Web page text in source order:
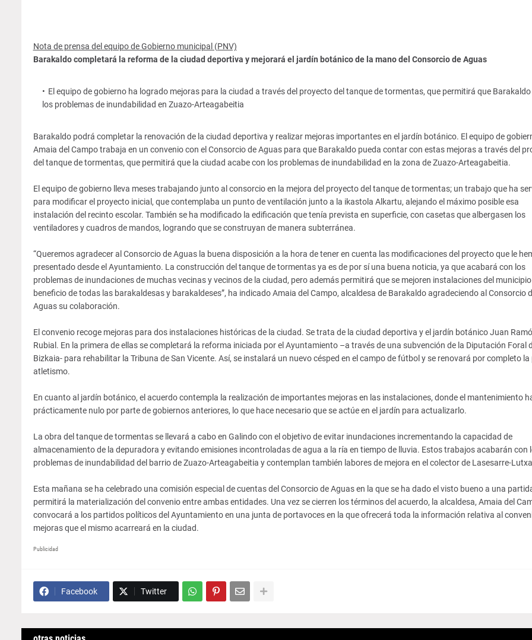
Nota de prensa del equipo de Gobierno municipal (PNV)
Barakaldo completará la reforma de la ciudad deportiva y mejorará el jardín botánico de la mano del Consorcio de Aguas
El equipo de gobierno ha logrado mejoras para la ciudad a través del proyecto del tanque de tormentas, que permitirá que Barakaldo
los problemas de inundabilidad en Zuazo-Arteagabeitia
Barakaldo podrá completar la renovación de la ciudad deportiva y realizar mejoras importantes en el jardín botánico. El equipo de
Amaia del Campo trabaja en un convenio con el Consorcio de Aguas para que Barakaldo pueda contar con estas mejoras a través del
del tanque de tormentas, que permitirá que la ciudad acabe con los problemas de inundabilidad en la zona de Zuazo-Arteagabeitia.
El equipo de gobierno lleva meses trabajando junto al consorcio en la mejora del proyecto del tanque de tormentas; un trabajo que ha
para modificar el proyecto inicial, que contemplaba un punto de ventilación junto a la ikastola Alkartu, alejando el máximo posible esa
instalación del recinto escolar. También se ha modificado la edificación que tenía prevista en superficie, con casetas que albergasen los
ventiladores y cuadros de mandos, logrando que se construyan de manera subterránea.
“Queremos agradecer al Consorcio de Aguas la buena disposición a la hora de tener en cuenta las modificaciones del proyecto que le
presentado desde el Ayuntamiento. La construcción del tanque de tormentas ya es de por sí una buena noticia, ya que acabará con los
problemas de inundaciones de muchas vecinas y vecinos de la ciudad, pero además permitirá que se mejoren instalaciones del municipio
beneficio de todas las barakaldesas y barakaldeses”, ha indicado Amaia del Campo, alcaldesa de Barakaldo agradeciendo al Consorcio
Aguas su colaboración.
El convenio recoge mejoras para dos instalaciones históricas de la ciudad. Se trata de la ciudad deportiva y el jardín botánico Juan
Rubial. En la primera de ellas se completará la reforma iniciada por el Ayuntamiento –a través de una subvención de la Diputación Foral
Bizkaia- para rehabilitar la Tribuna de San Vicente. Así, se instalará un nuevo césped en el campo de fútbol y se renovará por completo la
atletismo.
En cuanto al jardín botánico, el acuerdo contempla la realización de importantes mejoras en las instalaciones, donde el mantenimiento
prácticamente nulo por parte de gobiernos anteriores, lo que hace necesario que se actúe en el jardín para actualizarlo.
La obra del tanque de tormentas se llevará a cabo en Galindo con el objetivo de evitar inundaciones incrementando la capacidad de
almacenamiento de la depuradora y evitando emisiones incontroladas de agua a la ría en tiempo de lluvia. Estos trabajos acabarán con
problemas de inundabilidad del barrio de Zuazo-Arteagabeitia y contemplan también labores de mejora en el colector de Lasesarre-
Esta mañana se ha celebrado una comisión especial de cuentas del Consorcio de Aguas en la que se ha dado el visto bueno a una
permitirá la materialización del convenio entre ambas entidades. Una vez se cierren los términos del acuerdo, la alcaldesa, Amaia del
convocará a los partidos políticos del Ayuntamiento en una junta de portavoces en la que ofrecerá toda la información relativa al
mejoras que el mismo acarreará en la ciudad.
Publicidad
Facebook Twitter